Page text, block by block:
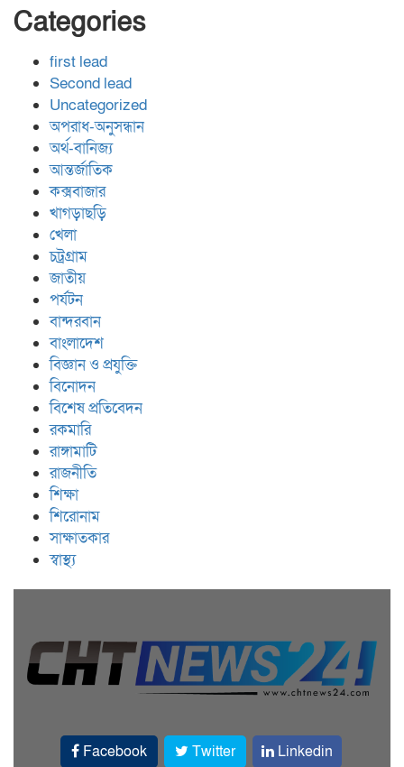
Categories
first lead
Second lead
Uncategorized
অপরাধ-অনুসন্ধান
অর্থ-বানিজ্য
আন্তর্জাতিক
কক্সবাজার
খাগড়াছড়ি
খেলা
চট্রগ্রাম
জাতীয়
পর্যটন
বান্দরবান
বাংলাদেশ
বিজ্ঞান ও প্রযুক্তি
বিনোদন
বিশেষ প্রতিবেদন
রকমারি
রাঙ্গামাটি
রাজনীতি
শিক্ষা
শিরোনাম
সাক্ষাতকার
স্বাস্থ্য
Facebook Twitter Linkedin